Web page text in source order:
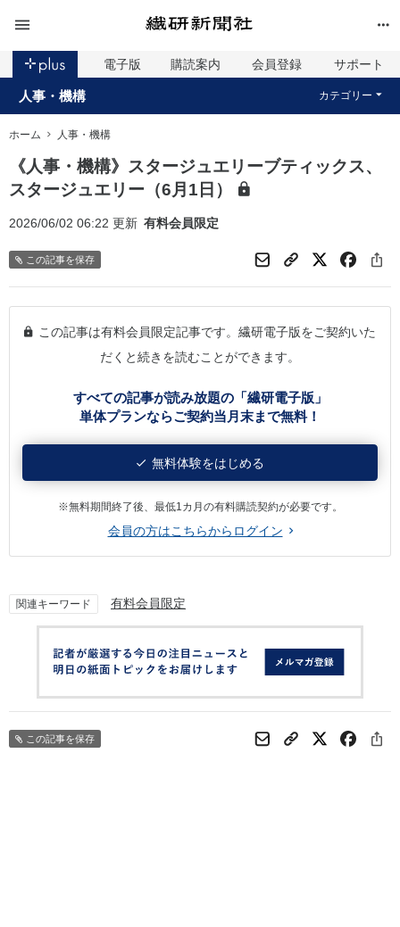
電子版 購読案内 会員登録 サポート
人事・機構 カテゴリー
ホーム 人事・機構
《人事・機構》スタージュエリーブティックス、
スタージュエリー（6月1日）
2026/06/02 06:22 更新 有料会員限定
この記事を保存
この記事は有料会員限定記事です。繊研電子版をご契約いた
だくと続きを読むことができます。
すべての記事が読み放題の「繊研電子版」
単体プランならご契約当月末まで無料！
無料体験をはじめる
※無料期間終了後、最低1カ月の有料購読契約が必要です。
会員の方はこちらからログイン
関連キーワード 有料会員限定
この記事を保存